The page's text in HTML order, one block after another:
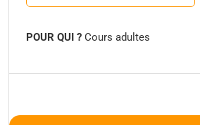
POUR QUI ? Cours adultes